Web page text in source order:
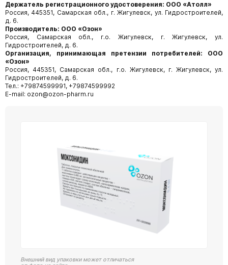
Держатель регистрационного удостоверения: ООО «Атолл»
Россия, 445351, Самарская обл., г. Жигулевск, ул. Гидростроителей,
д. 6.
Производитель: ООО «Озон»
Россия, Самарская обл., г.о. Жигулевск, г. Жигулевск, ул.
Гидростроителей, д. 6.
Организация, принимающая претензии потребителей: ООО
«Озон»
Россия, 445351, Самарская обл., г.о. Жигулевск, г. Жигулевск, ул.
Гидростроителей, д. 6.
Тел.: +79874599991, +79874599992
E-mail: ozon@ozon-pharm.ru
Внешний вид упаковки может отличаться